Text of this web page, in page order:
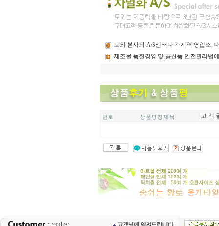
토와 본사의 A/S센터나 각지역 영업소,
제조물 품질경영 및 공산품 안전관리법
번 호 상 품 명 칭 제 목 고 객